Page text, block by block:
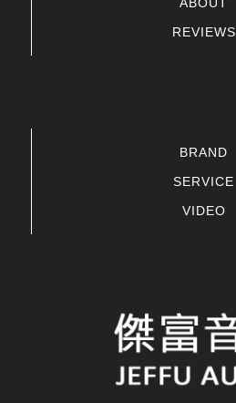
ABOUT
REVIEWS
BRAND
SERVICE
VIDEO